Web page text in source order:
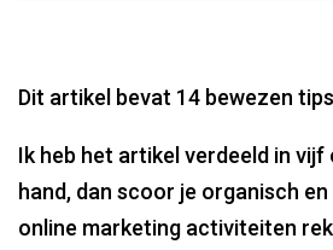
Dit artikel bevat 14 bewezen
Ik heb het artikel verdeeld in vijf
hand, dan scoor je organisch en
online marketing activiteiten